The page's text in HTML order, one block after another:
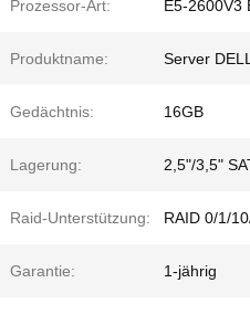
Prozessor-Art: E5-2600V3
Produktname: Server
Gedächtnis: 16GB
Lagerung: 2,5"/3,5"
Raid-Unterstützung: RAID 0/1/
Garantie: 1-jährig